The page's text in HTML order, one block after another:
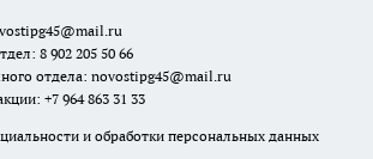
8 902 205 50 66
отдела: novostipg45@mail.ru
+7 964 863 31 33
и обработки персональных данных